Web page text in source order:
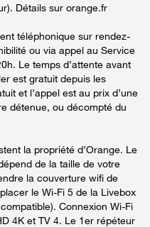
Détails sur orange.fr
téléphonique sur rendez-
ou via appel au Service
Le temps d’attente avant
est gratuit depuis les
et l’appel est au prix d’une
détenue, ou décompté du
la propriété d’Orange. Le
de la taille de votre
la couverture wifi de
le Wi-Fi 5 de la Livebox
Connexion Wi-Fi
4K et TV 4. Le 1er répéteur